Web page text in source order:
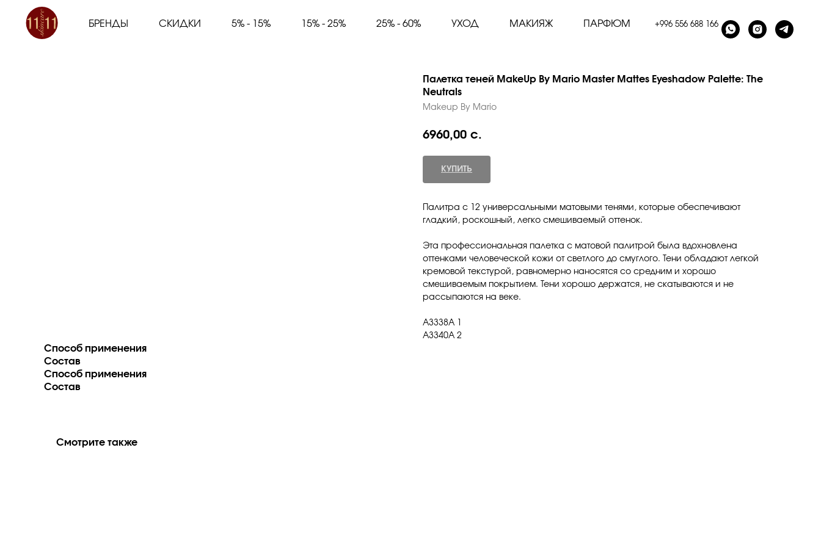
БРЕНДЫ СКИДКИ 5% - 15% 15% - 25% 25% - 60% УХОД МАКИЯЖ ПАРФЮМ +996 556 688 166
Палетка теней MakeUp By Mario Master Mattes Eyeshadow Palette: The
Neutrals
Makeup By Mario
6960,00 с.
КУПИТЬ
Палитра с 12 универсальными матовыми тенями, которые обеспечивают
гладкий, роскошный, легко смешиваемый оттенок.
Эта профессиональная палетка с матовой палитрой была вдохновлена
оттенками человеческой кожи от светлого до смуглого. Тени обладают легкой
кремовой текстурой, равномерно наносятся со средним и хорошо
смешиваемым покрытием. Тени хорошо держатся, не скатываются и не
рассыпаются на веке.
A3338A 1
A3340A 2
Способ применения
Состав
Способ применения
Состав
Смотрите также